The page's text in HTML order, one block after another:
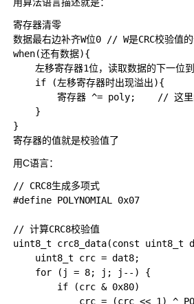
寄存器清零
数据最右边补齐W位0 // W是CRC校验值
when(还有数据){
左移寄存器1位，读取数据的下一位
    if (左移寄存器时出现溢出){
寄存器 ^= poly;    // 这
    }
}
用C语言：
// CRC8生成多项式
#define POLYNOMIAL 0x07
// 计算CRC8校验值
uint8_t crc8_data(const uint8_t
    uint8_t crc = dat8;
    for (j = 8; j; j--) {
        if (crc & 0x80)
crc = (crc << 1) ^